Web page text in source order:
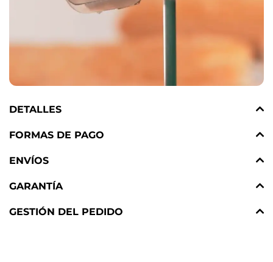
DETALLES
FORMAS DE PAGO
ENVÍOS
GARANTÍA
GESTIÓN DEL PEDIDO